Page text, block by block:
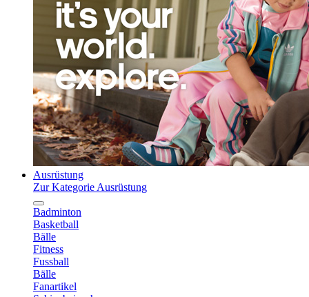
Ausrüstung
Zur Kategorie Ausrüstung
Badminton
Basketball
Bälle
Fitness
Fussball
Bälle
Fanartikel